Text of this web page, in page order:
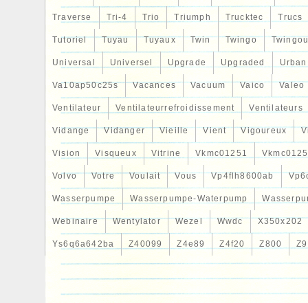
Traverse Tri-4 Trio Triumph Trucktec Trucs
Tutoriel Tuyau Tuyaux Twin Twingo
Universal Universel Upgrade Upgraded Urban
Va10ap50c25s Vacances Vacuum Vaico Valeo
Ventilateur Ventilateurrefroidissement Ventilateurs
Vidange Vidanger Vieille Vient Vigoureux
Vision Visqueux Vitrine Vkmc01251
Volvo Votre Voulait Vous Vp4flh8600ab
Wasserpumpe Wasserpumpe-Waterpump
Webinaire Wentylator Wezel Wwdc X350x202
Ys6q6a642ba Z40099 Z4e89 Z4f20 Z800